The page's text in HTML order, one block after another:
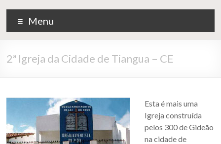
Menu
2ª Igreja da Cidade de Tiangua – CE
Esta é mais uma
Igreja construída
pelos 300 de Gideão
na cidade de